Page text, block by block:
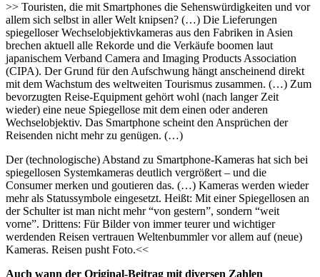
>> Touristen, die mit Smartphones die Sehenswürdigkeiten und vor
allem sich selbst in aller Welt knipsen? (…) Die Lieferungen
spiegelloser Wechselobjektivkameras aus den Fabriken in Asien
brechen aktuell alle Rekorde und die Verkäufe boomen laut
japanischem Verband Camera and Imaging Products Association
(CIPA). Der Grund für den Aufschwung hängt anscheinend direkt
mit dem Wachstum des weltweiten Tourismus zusammen. (…) Zum
bevorzugten Reise-Equipment gehört wohl (nach langer Zeit
wieder) eine neue Spiegellose mit dem einen oder anderen
Wechselobjektiv. Das Smartphone scheint den Ansprüchen der
Reisenden nicht mehr zu genügen. (…)
Der (technologische) Abstand zu Smartphone-Kameras hat sich bei
spiegellosen Systemkameras deutlich vergrößert – und die
Consumer merken und goutieren das. (…) Kameras werden wieder
mehr als Statussymbole eingesetzt. Heißt: Mit einer Spiegellosen an
der Schulter ist man nicht mehr “von gestern”, sondern “weit
vorne”. Drittens: Für Bilder von immer teurer und wichtiger
werdenden Reisen vertrauen Weltenbummler vor allem auf (neue)
Kameras. Reisen pusht Foto.<<
Auch wann der Original-Beitrag mit diversen Zahlen